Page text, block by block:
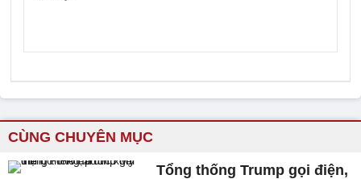
CÙNG CHUYÊN MỤC
Tổng thống Trump gọi điện,